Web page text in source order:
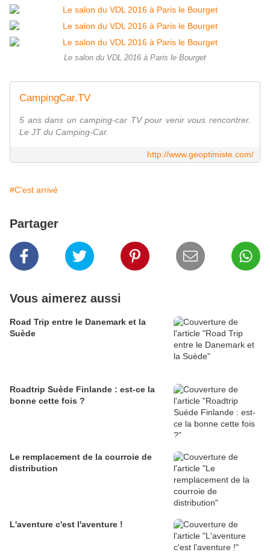
Le salon du VDL 2016 à Paris le Bourget
CampingCar.TV
5 ans dans un camping-car TV pour venir vous rencontrer.
Le JT du Camping-Car.
http://www.geoptimiste.com/
#C'est arrivé
Partager
Vous aimerez aussi
Road Trip entre le Danemark et la
Suède
Roadtrip Suède Finlande : est-ce la
bonne cette fois ?
Le remplacement de la courroie de
distribution
L'aventure c'est l'aventure !